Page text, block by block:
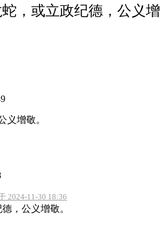
，或立政纪德，公义增
义增敬。
2024-11-30 18:36
，公义增敬。